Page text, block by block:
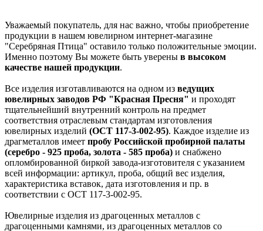
Уважаемый покупатель, для нас важно, чтобы приобретение
продукции в нашем ювелирном интернет-магазине
"Серебряная Птица" оставило только положительные эмоции.
Именно поэтому Вы можете быть уверены в высоком
качестве нашей продукции.
Все изделия изготавливаются на одном из ведущих
ювелирных заводов РФ "Красная Пресня" и проходят
тщательнейший внутренний контроль на предмет
соответствия отраслевым стандартам изготовления
ювелирных изделий (ОСТ 117-3-002-95). Каждое изделие из
драгметаллов имеет пробу Российской пробирной палаты
(серебро - 925 проба, золота - 585 проба) и снабжено
опломбированной биркой завода-изготовителя с указанием
всей информации: артикул, проба, общий вес изделия,
характеристика вставок, дата изготовления и пр. в
соответствии с ОСТ 117-3-002-95.
Ювелирные изделия из драгоценных металлов с
драгоценными камнями, из драгоценных металлов со